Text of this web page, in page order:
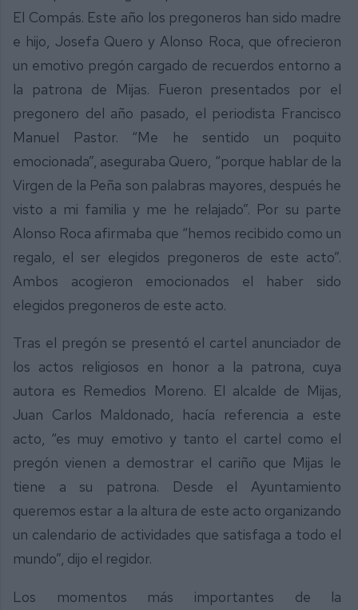
El Compás. Este año los pregoneros han sido madre
e hijo, Josefa Quero y Alonso Roca, que ofrecieron
un emotivo pregón cargado de recuerdos entorno a
la patrona de Mijas. Fueron presentados por el
pregonero del año pasado, el periodista Francisco
Manuel Pastor. “Me he sentido un poquito
emocionada”, aseguraba Quero, “porque hablar de la
Virgen de la Peña son palabras mayores, después he
visto a mi familia y me he relajado”. Por su parte
Alonso Roca afirmaba que “hemos recibido como un
regalo, el ser elegidos pregoneros de este acto”.
Ambos acogieron emocionados el haber sido
elegidos pregoneros de este acto.
Tras el pregón se presentó el cartel anunciador de
los actos religiosos en honor a la patrona, cuya
autora es Remedios Moreno. El alcalde de Mijas,
Juan Carlos Maldonado, hacía referencia a este
acto, “es muy emotivo y tanto el cartel como el
pregón vienen a demostrar el cariño que Mijas le
tiene a su patrona. Desde el Ayuntamiento
queremos estar a la altura de este acto organizando
un calendario de actividades que satisfaga a todo el
mundo”, dijo el regidor.
Los momentos más importantes de la